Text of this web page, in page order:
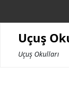
Uçuş
Uçuş Okulları